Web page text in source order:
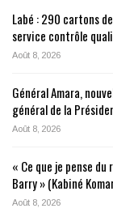
Labé : 290 cartons
service contrôle
Août 8, 2026
Général Amara,
général de la
Août 8, 2026
« Ce que je pense
Barry » (Kabiné
Août 8, 2026